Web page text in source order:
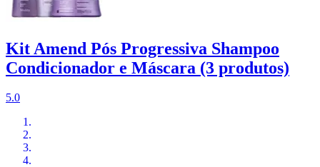
Kit Amend Pós Progressiva Shampoo
Condicionador e Máscara (3 produtos)
5.0